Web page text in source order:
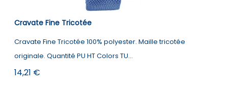
Cravate Fine Tricotée
Cravate Fine Tricotée 100% polyester. Maille tricotée
originale. Quantité PU HT Colors TU...
Prix
14,21 €